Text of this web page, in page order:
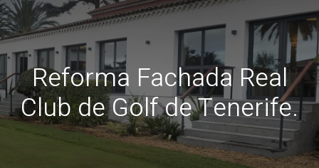
Reforma Fachada Real
Club de Golf de Tenerife.